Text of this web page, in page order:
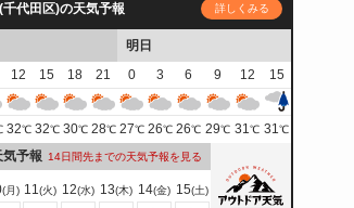
千代田区)の天気予報 詳しくみる
明日
12 15 18 21 0 3 6 9 12
15
32℃ 32℃ 30℃ 28℃ 27℃ 26℃ 26℃ 29℃ 31℃ 31℃
予報 14日間先までの天気予報を見る
(月) 11(火) 12(水) 13(木) 14(金) 15(土)